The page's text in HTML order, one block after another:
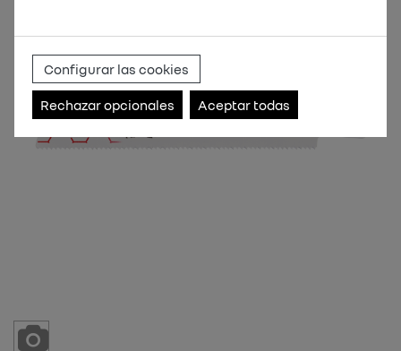
Configurar las cookies
Rechazar opcionales Aceptar todas